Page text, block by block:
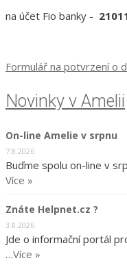
na účet Fio banky -
Formulář na potvrzení o
Novinky v Amelii
On-line Amelie v srpnu
7.8.2026
Buďme spolu on-line v
Více »
Znáte Helpnet.cz ?
3.8.2026
Jde o informační portál
…Více »